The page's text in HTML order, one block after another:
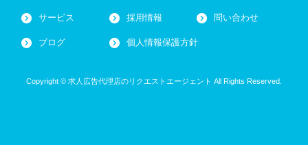
サービス 採用情報 問い合わせ
ブログ 個人情報保護方針
Copyright © 求人広告代理店のリクエストエージェント All Rights Reserved.